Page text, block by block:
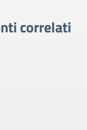
correlati